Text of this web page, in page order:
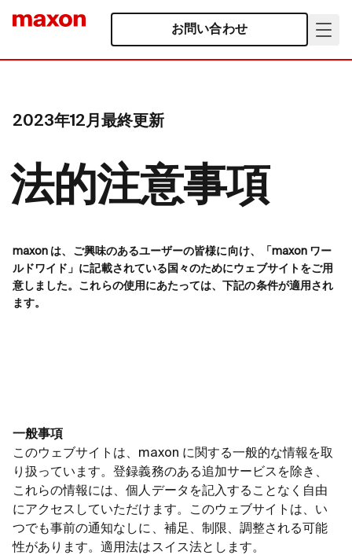
お問い合わせ
2023年12月最終更新
法的注意事項
maxon は、ご興味のあるユーザーの皆様に向け、「maxon ワー
ルドワイド」に記載されている国々のためにウェブサイトをご用
意しました。これらの使用にあたっては、下記の条件が適用され
ます。
一般事項
このウェブサイトは、maxon に関する一般的な情報を取
り扱っています。登録義務のある追加サービスを除き、
これらの情報には、個人データを記入することなく自由
にアクセスしていただけます。このウェブサイトは、い
つでも事前の通知なしに、補足、制限、調整される可能
性があります。適用法はスイス法とします。